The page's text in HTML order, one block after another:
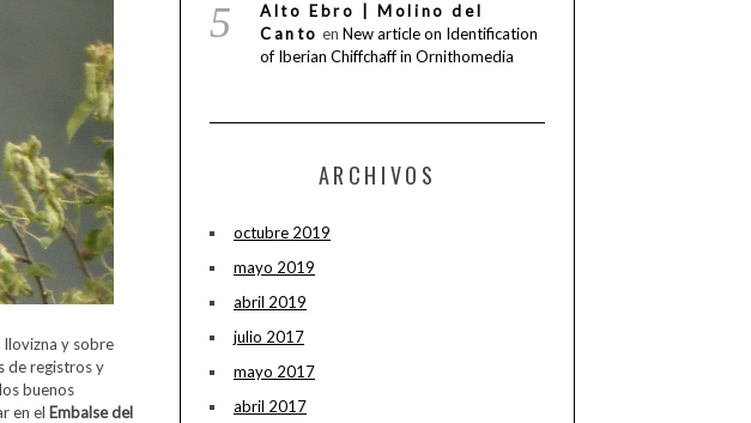
llovizna y sobre
de registros y
buenos
en el Embalse del
Alto Ebro | Molino del
Canto en New article on Identification
of Iberian Chiffchaff in Ornithomedia
ARCHIVOS
octubre 2019
mayo 2019
abril 2019
julio 2017
mayo 2017
abril 2017